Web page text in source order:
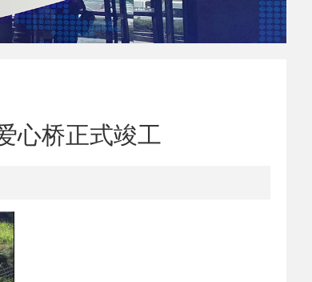
心桥正式竣工